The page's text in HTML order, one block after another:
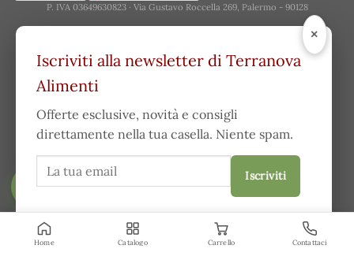
P. IVA 03649630823 · Via Gustavo Roccella 269, Palermo - 90128
×
Iscriviti alla newsletter di Terranova
Alimenti
Offerte esclusive, novità e consigli
direttamente nella tua casella. Niente spam.
Iscriviti
Acconsento a ricevere comunicazioni e ho letto la
privacy
Home Catalogo Carrello Contattaci